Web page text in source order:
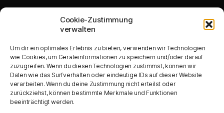
Cookie-Zustimmung
verwalten
Um dir ein optimales Erlebnis zu bieten, verwenden wir Technologien
wie Cookies, um Geräteinformationen zu speichern und/oder darauf
zuzugreifen. Wenn du diesen Technologien zustimmst, können wir
Daten wie das Surfverhalten oder eindeutige IDs auf dieser Website
verarbeiten. Wenn du deine Zustimmung nicht erteilst oder
zurückziehst, können bestimmte Merkmale und Funktionen
beeinträchtigt werden.
Produktive Investitionen von KMU
(DE-minimis) Ausbau der Kapazitäten
einer bestehenden Betriebsstätte